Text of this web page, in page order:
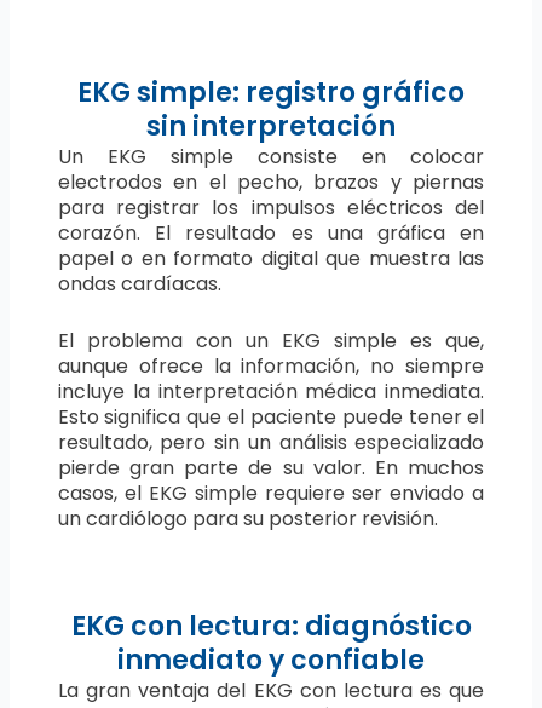
EKG simple: registro gráfico
sin interpretación
Un EKG simple consiste en colocar
electrodos en el pecho, brazos y piernas
para registrar los impulsos eléctricos del
corazón. El resultado es una gráfica en
papel o en formato digital que muestra las
ondas cardíacas.
El problema con un EKG simple es que,
aunque ofrece la información, no siempre
incluye la interpretación médica inmediata.
Esto significa que el paciente puede tener el
resultado, pero sin un análisis especializado
pierde gran parte de su valor. En muchos
casos, el EKG simple requiere ser enviado a
un cardiólogo para su posterior revisión.
EKG con lectura: diagnóstico
inmediato y confiable
La gran ventaja del EKG con lectura es que